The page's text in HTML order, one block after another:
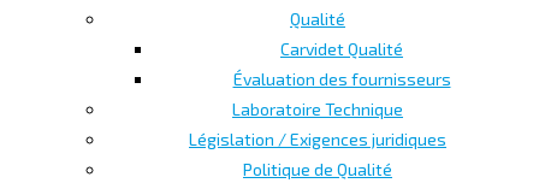
Qualité
Carvidet Qualité
Évaluation des fournisseurs
Laboratoire Technique
Législation / Exigences juridiques
Politique de Qualité